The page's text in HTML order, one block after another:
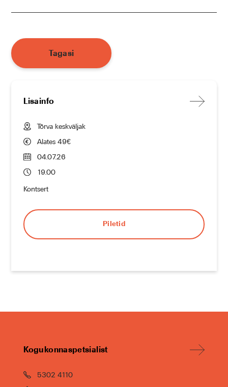
Lisainfo
Tõrva keskväljak
Alates 49€
04.07.26
19.00
Kontsert
Piletid
Tagasi
Kogukonnaspetsialist
5302 4110